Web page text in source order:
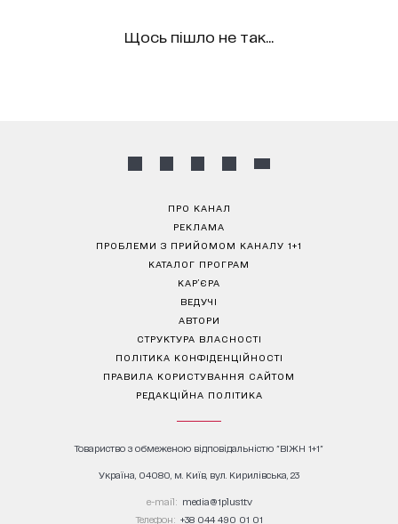
Щось пішло не так...
ПРО КАНАЛ
РЕКЛАМА
ПРОБЛЕМИ З ПРИЙОМОМ КАНАЛУ 1+1
КАТАЛОГ ПРОГРАМ
КАР’ЄРА
ВЕДУЧІ
АВТОРИ
СТРУКТУРА ВЛАСНОСТІ
ПОЛІТИКА КОНФІДЕНЦІЙНОСТІ
ПРАВИЛА КОРИСТУВАННЯ САЙТОМ
РЕДАКЦІЙНА ПОЛІТИКА
Товариство з обмеженою відповідальністю "ВІЖН 1+1"
Україна, 04080, м. Київ, вул. Кирилівська, 23
е-mail: media@1plus1.tv
Телефон: +38 044 490 01 01